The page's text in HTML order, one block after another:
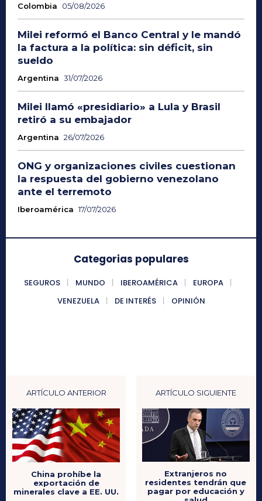
Colombia 05/08/2026
Milei reformó el Banco Central y le mandó
la factura a la política: sin déficit, sin
sueldo
Argentina 31/07/2026
Milei llamó «presidiario» a Lula y Brasil
retiró a su embajador
Argentina 26/07/2026
ONG y organizaciones civiles cuestionan
la respuesta del gobierno venezolano
ante el terremoto
Iberoamérica 17/07/2026
Categorias populares
SEGUROS MUNDO IBEROAMÉRICA
EUROPA
VENEZUELA
DE INTERÉS OPINIÓN
ARTÍCULO ANTERIOR
China prohíbe la
exportación de
minerales clave a EE. UU.
ARTÍCULO SIGUIENTE
Extranjeros no
residentes tendrán que
pagar por educación y